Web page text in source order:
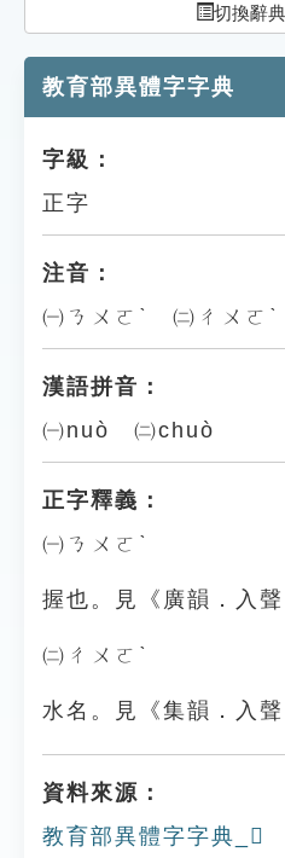
教學應用
貓頭鷹博士
切換辭典
教育部異體字字典
字級：
正字
注音：
㈠ㄋㄨㄛˋ ㈡ㄔㄨㄛˋ
漢語拼音：
㈠nuò ㈡chuò
正字釋義：
㈠ㄋㄨㄛˋ
握也。見《廣韻．入聲
㈡ㄔㄨㄛˋ
水名。見《集韻．入聲
資料來源：
教育部異體字字典_𧣺